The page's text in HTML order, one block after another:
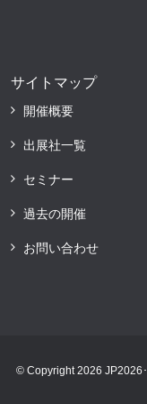
サイトマップ
開催概要
出展社一覧
セミナー
過去の開催
お問い合わせ
© Copyright 2026 JP2026